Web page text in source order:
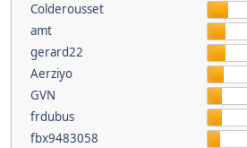
Colderousset
amt
gerard22
Aerziyo
GVN
frdubus
fbx9483058